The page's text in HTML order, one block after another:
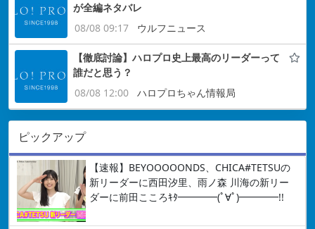
が全編ネタバレ
08/08 09:17
ウルフニュース
【徹底討論】ハロプロ史上最高のリーダーって
誰だと思う？
08/08 12:00
ハロプロちゃん情報局
ピックアップ
【速報】BEYOOOOONDS、CHICA#TETSUの
新リーダーに西田汐里、雨ノ森 川海の新リー
ダーに前田こころｷﾀ━━━━(ﾟ∀ﾟ)━━━━!!